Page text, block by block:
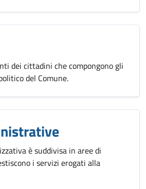
dei cittadini che compongono gli
del Comune.
è suddivisa in aree di
i servizi erogati alla